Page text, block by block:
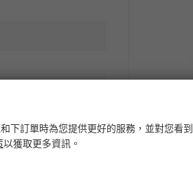
下訂單時為您提供更好的服務，並對您看到
以獲取更多資訊。